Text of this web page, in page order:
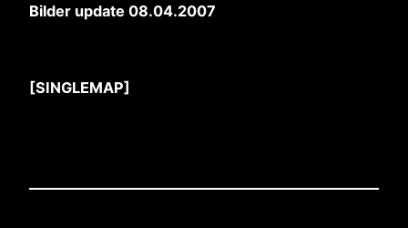
Bilder update 08.04.2007
[SINGLEMAP]